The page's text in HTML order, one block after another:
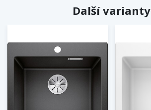
Další varianty